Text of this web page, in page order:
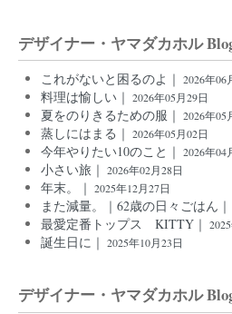
デザイナー・ヤマダカホル
これがないと困るのよ｜ 2026年06
料理は愉しい｜ 2026年05月29日
夏をのりきるための服｜ 2026年05
蒸しにはまる｜ 2026年05月02日
今年やりたい10のこと｜ 2026年04
小さい旅｜ 2026年02月28日
年末。｜ 2025年12月27日
また減量。｜62歳の日々ごはん｜
最愛定番トップス KITTY｜
誕生日に｜ 2025年10月23日
デザイナー・ヤマダカホル